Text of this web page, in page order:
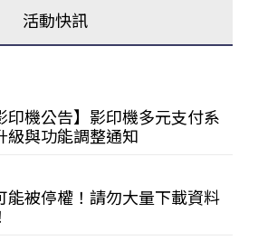
活動快訊
印機公告】影印機多元支付系
級與功能調整通知
能被停權！請勿大量下載資料